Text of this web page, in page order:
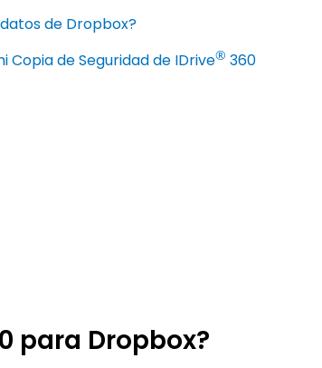
de Dropbox?
de Seguridad de IDrive® 360
para Dropbox?